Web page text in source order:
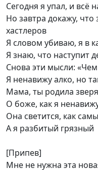
Сегодня я упал, и всё
Но завтра докажу,
хастлеров
Я словом убиваю, я в
Я знаю, что наступит
Снова эти мысли:
Я ненавижу алко, но
Мама, ты родила
О боже, как я
Она светится, как
А я разбитый грязный
[Припев]
Мне не нужна эта